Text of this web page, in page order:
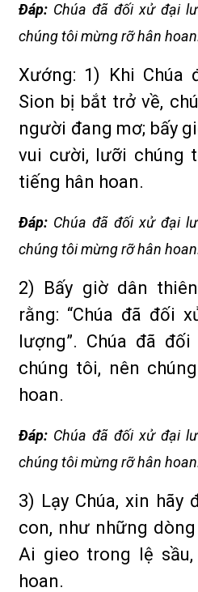
Ðáp: Chúa đã đối xử đại
chúng tôi mừng rỡ hân
Xướng: 1) Khi Chúa
Sion bị bắt trở về,
người đang mơ; bấy
vui cười, lưỡi chúng
tiếng hân hoan.
Ðáp: Chúa đã đối xử đại
chúng tôi mừng rỡ hân
2) Bấy giờ dân
rằng: “Chúa đã đối
lượng”. Chúa đã
chúng tôi, nên
hoan.
Ðáp: Chúa đã đối xử đại
chúng tôi mừng rỡ hân
3) Lạy Chúa, xin hãy
con, như những
Ai gieo trong lệ
hoan.